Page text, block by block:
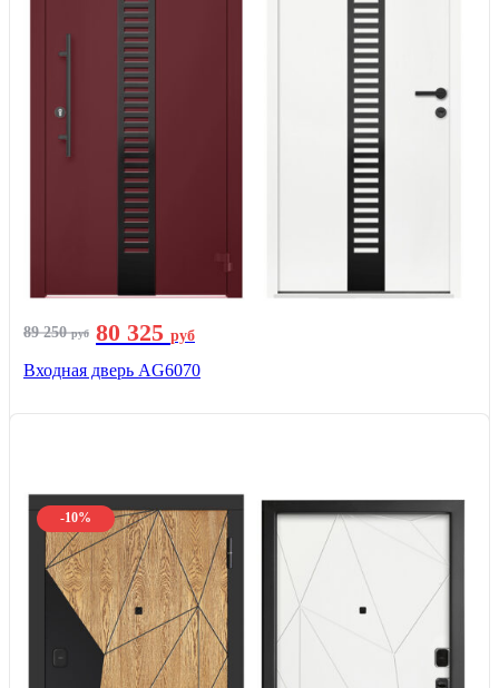
89 250руб 80 325 руб
Входная дверь AG6070
-10%